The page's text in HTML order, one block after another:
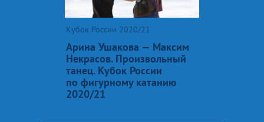
Кубок России 2020/21
Арина Ушакова — Максим
Некрасов. Произвольный
танец. Кубок России
по фигурному катанию
2020/21